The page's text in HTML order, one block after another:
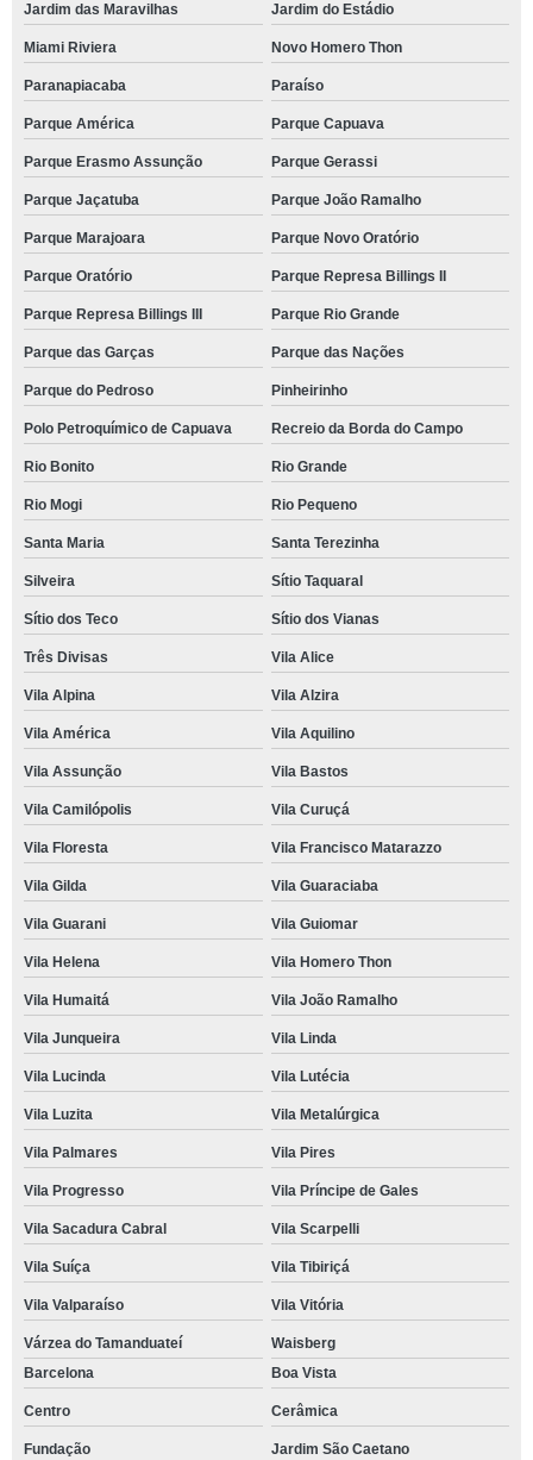
Jardim das Maravilhas Jardim do Estádio
Miami Riviera Novo Homero Thon
Paranapiacaba Paraíso
Parque América Parque Capuava
Parque Erasmo Assunção Parque Gerassi
Parque Jaçatuba Parque João Ramalho
Parque Marajoara Parque Novo Oratório
Parque Oratório Parque Represa Billings II
Parque Represa Billings III Parque Rio Grande
Parque das Garças Parque das Nações
Parque do Pedroso Pinheirinho
Polo Petroquímico de Capuava Recreio da Borda do Campo
Rio Bonito Rio Grande
Rio Mogi Rio Pequeno
Santa Maria Santa Terezinha
Silveira Sítio Taquaral
Sítio dos Teco Sítio dos Vianas
Três Divisas Vila Alice
Vila Alpina Vila Alzira
Vila América Vila Aquilino
Vila Assunção Vila Bastos
Vila Camilópolis Vila Curuçá
Vila Floresta Vila Francisco Matarazzo
Vila Gilda Vila Guaraciaba
Vila Guarani Vila Guiomar
Vila Helena Vila Homero Thon
Vila Humaitá Vila João Ramalho
Vila Junqueira Vila Linda
Vila Lucinda Vila Lutécia
Vila Luzita Vila Metalúrgica
Vila Palmares Vila Pires
Vila Progresso Vila Príncipe de Gales
Vila Sacadura Cabral Vila Scarpelli
Vila Suíça Vila Tibiriçá
Vila Valparaíso Vila Vitória
Várzea do Tamanduateí
Waisberg
Barcelona
Boa Vista
Centro Cerâmica
Fundação Jardim São Caetano